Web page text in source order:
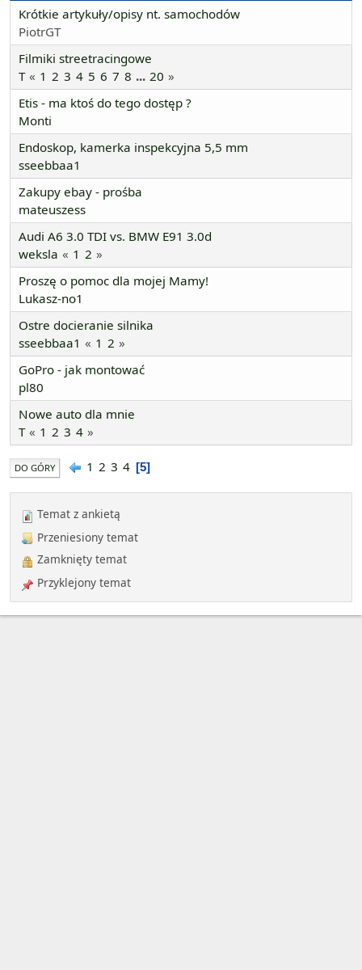
Krótkie artykuły/opisy nt. samochodów
PiotrGT
Filmiki streetracingowe
T
1 2 3 4 5 6 7 8 ... 20
Etis - ma ktoś do tego dostęp ?
Monti
Endoskop, kamerka inspekcyjna 5,5 mm
sseebbaa1
Zakupy ebay - prośba
mateuszess
Audi A6 3.0 TDI vs. BMW E91 3.0d
weksla
1 2
Proszę o pomoc dla mojej Mamy!
Lukasz-no1
Ostre docieranie silnika
sseebbaa1
1 2
GoPro - jak montować
pl80
Nowe auto dla mnie
T
1 2 3 4
DO GÓRY 1 2 3 4 5
Temat z ankietą
Przeniesiony temat
Zamknięty temat
Przyklejony temat